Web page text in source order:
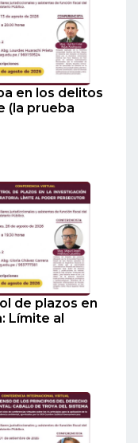
en los delitos
(la prueba
de plazos en
Límite al